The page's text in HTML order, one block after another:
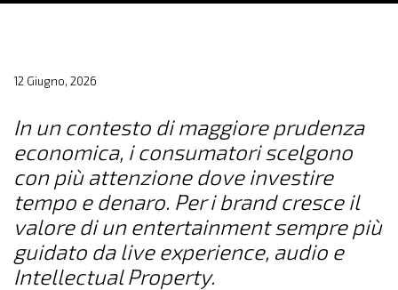
12 Giugno, 2026
In un contesto di maggiore prudenza
economica, i consumatori scelgono
con più attenzione dove investire
tempo e denaro. Per i brand cresce il
valore di un entertainment sempre più
guidato da live experience, audio e
Intellectual Property.